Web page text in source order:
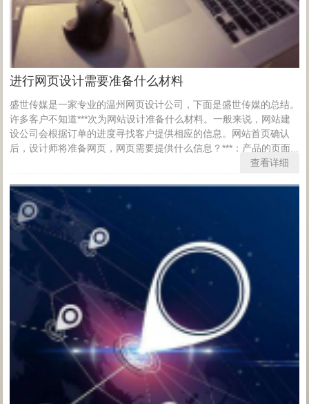
进行网页设计需要准备什么材料
盛世传媒是一家专业的温州网页设计公司，下面是盛世传媒的总结。
许多客户不知道***次为网站设计准备什么材料。一般来说，网站建
设公司会根据订单的进度寻找客户提供相应的信息。网站首页确认
后，设计师将准备网页，网页需要提供什么信息？***：产品的页面...
查看详细